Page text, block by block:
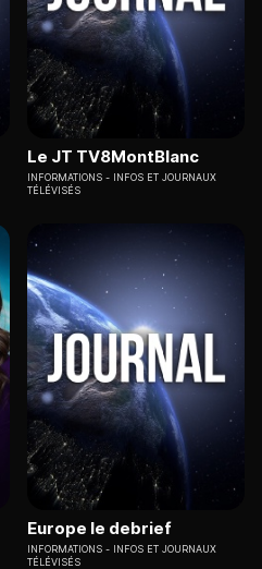
Le JT TV8MontBlanc
INFORMATIONS
INFOS ET JOURNAUX
TÉLÉVISÉS
Europe le debrief
INFORMATIONS
INFOS ET JOURNAUX
TÉLÉVISÉS